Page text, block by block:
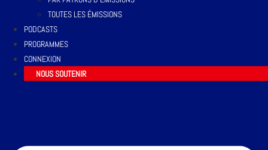
TOUTES LES ÉMISSIONS
PODCASTS
PROGRAMMES
CONNEXION
NOUS SOUTENIR